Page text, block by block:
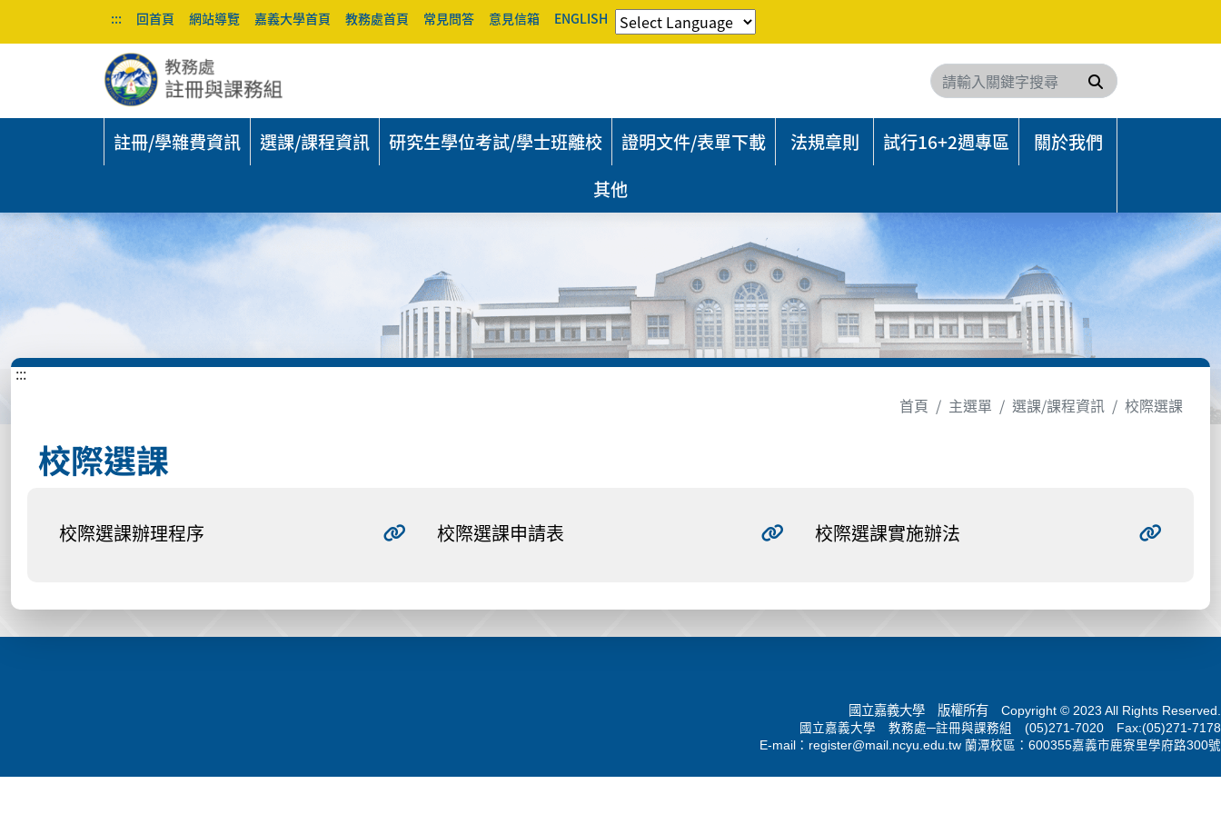
::: 回首頁 網站導覽 嘉義大學首頁 教務處首頁 常見問答 意見信箱 ENGLISH
搜尋
註冊/學雜費資訊 選課/課程資訊 研究生學位考試/學士班離校 證明文件/表單下載 法規章則 試行16+2週專區
關於我們
其他
:::
首頁
主選單 選課/課程資訊 校際選課
校際選課
校際選課辦理程序 校際選課申請表 校際選課實施辦法
國立嘉義大學 版權所有 Copyright © 2023 All Rights Reserved.
國立嘉義大學 教務處─註冊與課務組 (05)271-7020 Fax:(05)271-7178
E-mail： register@mail.ncyu.edu.tw 蘭潭校區：600355嘉義市鹿寮里學府路300號